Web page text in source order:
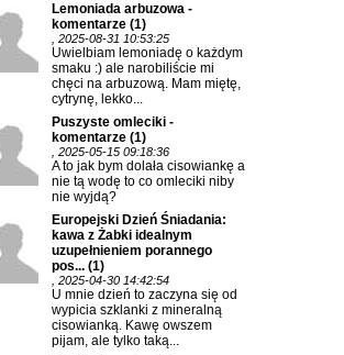
Lemoniada arbuzowa -
komentarze (1)
, 2025-08-31 10:53:25
Uwielbiam lemoniadę o każdym
smaku :) ale narobiliście mi
chęci na arbuzową. Mam miętę,
cytrynę, lekko...
Puszyste omleciki -
komentarze (1)
, 2025-05-15 09:18:36
A to jak bym dolała cisowiankę a
nie tą wodę to co omleciki niby
nie wyjdą?
Europejski Dzień Śniadania:
kawa z Żabki idealnym
uzupełnieniem porannego
pos... (1)
, 2025-04-30 14:42:54
U mnie dzień to zaczyna się od
wypicia szklanki z mineralną
cisowianką. Kawę owszem
pijam, ale tylko taką...